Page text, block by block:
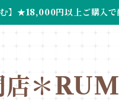
】★18,000円以上ご購入
店＊